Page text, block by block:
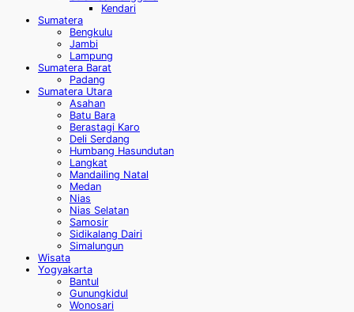
Kendari
Sumatera
Bengkulu
Jambi
Lampung
Sumatera Barat
Padang
Sumatera Utara
Asahan
Batu Bara
Berastagi Karo
Deli Serdang
Humbang Hasundutan
Langkat
Mandailing Natal
Medan
Nias
Nias Selatan
Samosir
Sidikalang Dairi
Simalungun
Wisata
Yogyakarta
Bantul
Gunungkidul
Wonosari